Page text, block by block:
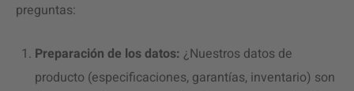
preguntas:
Preparación de los datos: ¿Nuestros datos de
producto (especificaciones, garantías, inventario) son